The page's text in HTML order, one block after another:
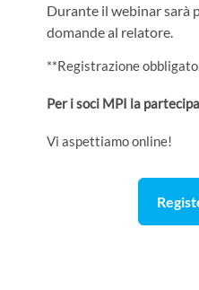
Durante il webinar sarà
domande al relatore.
**Registrazione
Per i soci MPI la
Vi aspettiamo online!